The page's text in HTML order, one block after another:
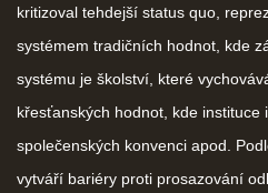
kritizoval tehdejší status quo,
systémem tradičních hodnot, kde
systému je školství, které
křesťanských hodnot, kde
společenských konvenci apod.
vytváří bariéry proti prosazování